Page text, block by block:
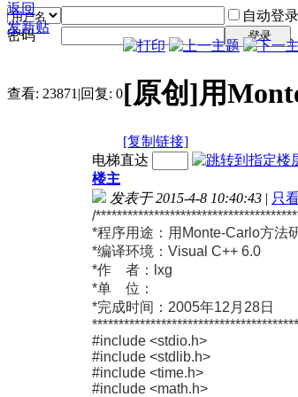
自动登录
密码
登录
返回
发新贴
查看: 23871 |回复: 0[原创]用
[复制链接]
电梯直达
楼主
发表于 2015-4-8 10:40:43 | 只
/
*程序用途：用Monte-Carlo方法
*编译环境：Visual C++ 6.0
*作 者：lxg
*单 位：
*完成时间：2005年12月28日
#include <stdio.h>
#include <stdlib.h>
#include <time.h>
#include <math.h>